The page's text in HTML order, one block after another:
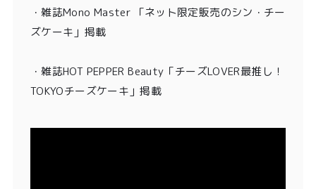
・雑誌Mono Master 「ネット限定販売のシン・チー
ズケーキ」掲載
・雑誌HOT PEPPER Beauty「チーズLOVER最推し！
TOKYOチーズケーキ」掲載